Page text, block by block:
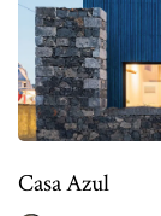
Casa Azul